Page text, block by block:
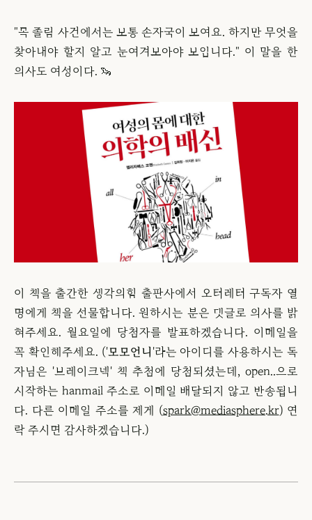
"목 졸림 사건에서는 보통 손자국이 보여요. 하지만 무엇을
찾아내야 할지 알고 눈여겨보아야 보입니다." 이 말을 한
의사도 여성이다. 🦦
이 책을 출간한 생각의힘 출판사에서 오터레터 구독자 열
명에게 책을 선물합니다. 원하시는 분은 댓글로 의사를 밝
혀주세요. 월요일에 당첨자를 발표하겠습니다. 이메일을
꼭 확인해주세요. ('모모언니 '라는 아이디를 사용하시는 독
자님은 '브레이크넥' 책 추첨에 당첨되셨는데, open..으로
시작하는 hanmail 주소로 이메일 배달되지 않고 반송됩니
다. 다른 이메일 주소를 제게 (spark@mediasphere.kr) 연
락 주시면 감사하겠습니다.)